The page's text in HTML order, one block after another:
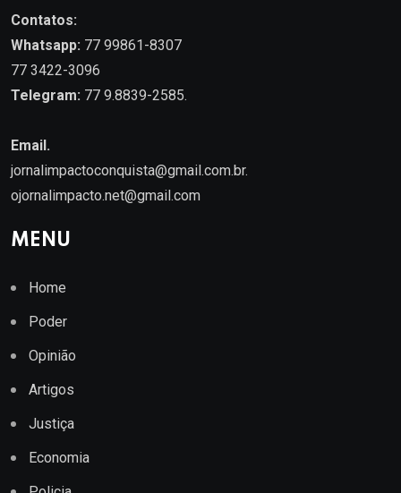
Contatos:
Whatsapp: 77 99861-8307
77 3422-3096
Telegram: 77 9.8839-2585.
Email.
jornalimpactoconquista@gmail.com.br.
ojornalimpacto.net@gmail.com
MENU
Home
Poder
Opinião
Artigos
Justiça
Economia